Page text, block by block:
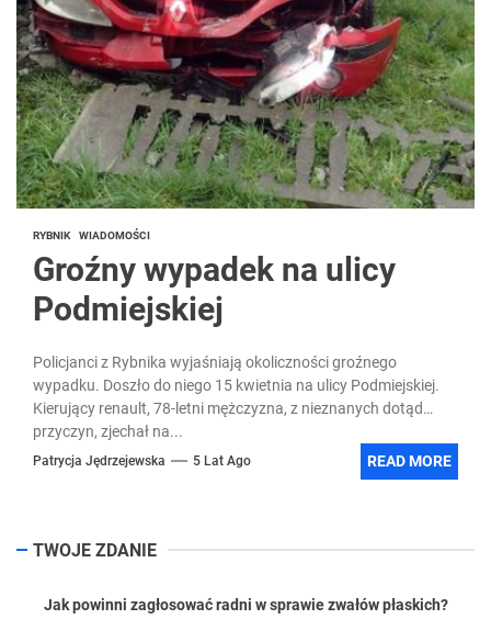
RYBNIK WIADOMOŚCI
Groźny wypadek na ulicy
Podmiejskiej
Policjanci z Rybnika wyjaśniają okoliczności groźnego
wypadku. Doszło do niego 15 kwietnia na ulicy Podmiejskiej.
Kierujący renault, 78-letni mężczyzna, z nieznanych dotąd
przyczyn, zjechał na...
Patrycja Jędrzejewska 5 Lat Ago READ MORE
TWOJE ZDANIE
Jak powinni zagłosować radni w sprawie zwałów płaskich?